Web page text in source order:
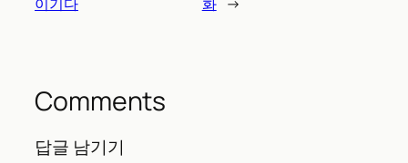
Comments
답글 남기기